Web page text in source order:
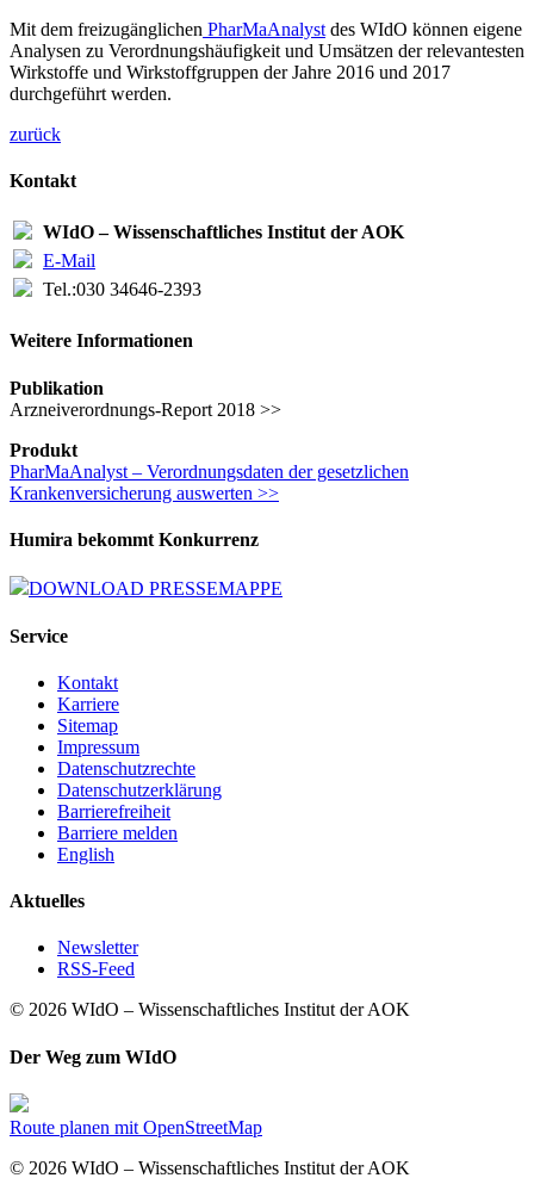
Mit dem freizugänglichen PharMaAnalyst des WIdO können eigene
Analysen zu Verordnungshäufigkeit und Umsätzen der relevantesten
Wirkstoffe und Wirkstoffgruppen der Jahre 2016 und 2017
durchgeführt werden.
zurück
Kontakt
WIdO – Wissenschaftliches Institut der AOK
E-Mail
Tel.:030 34646-2393
Weitere Informationen
Publikation
Arzneiverordnungs-Report 2018 >>
Produkt
PharMaAnalyst – Verordnungsdaten der gesetzlichen
Krankenversicherung auswerten >>
Humira bekommt Konkurrenz
DOWNLOAD PRESSEMAPPE
Service
Kontakt
Karriere
Sitemap
Impressum
Datenschutzrechte
Datenschutzerklärung
Barrierefreiheit
Barriere melden
English
Aktuelles
Newsletter
RSS-Feed
© 2026 WIdO – Wissenschaftliches Institut der AOK
Der Weg zum WIdO
Route planen mit OpenStreetMap
© 2026 WIdO – Wissenschaftliches Institut der AOK